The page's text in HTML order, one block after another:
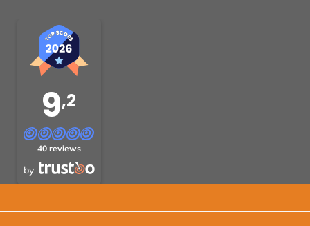
9,2
40 reviews
by